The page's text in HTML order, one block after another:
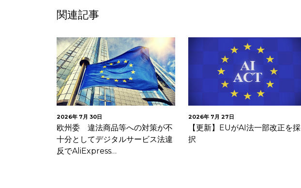
関連記事
2026年 7月 30日
欧州委 違法商品等への対策が不
十分としてデジタルサービス法違
反でAliExpress…
2026年 7月 27日
【更新】EUがAI法一部改正を採
択